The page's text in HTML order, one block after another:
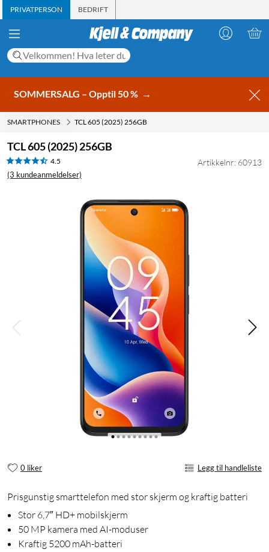
PRIVATPERSON BEDRIFT
SOMMERSALG – Opptil 50 % →
SMARTPHONES TCL 605 (2025) 256GB
TCL 605 (2025) 256GB
4.5
(3 kundeanmeldelser)
Artikkelnr: 60913
0 liker Legg til handleliste
Prisgunstig smarttelefon med stor skjerm og kraftig batteri
Stor 6,7″ HD+ mobilskjerm
50 MP kamera med AI-moduser
Kraftig 5200 mAh-batteri